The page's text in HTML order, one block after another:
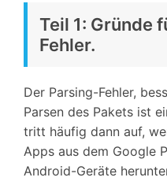
Teil 1: Gründe
Fehler.
Der Parsing-Fehler,
Parsen des Pakets ist
tritt häufig dann auf,
Apps aus dem Google
Android-Geräte